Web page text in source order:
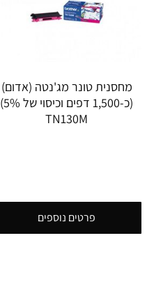
מחסנית טונר מג'נטה (אדום)
(כ-1,500 דפים וכיסוי של 5%)
TN130M
פרטים נוספים